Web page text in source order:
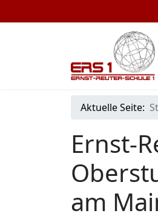
Aktuelle Seite:
Ernst-
am